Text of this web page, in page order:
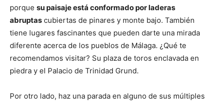
porque su paisaje está conformado por laderas
abruptas cubiertas de pinares y monte bajo. También
tiene lugares fascinantes que pueden darte una mirada
diferente acerca de los pueblos de Málaga. ¿Qué te
recomendamos visitar? Su plaza de toros enclavada en
piedra y el Palacio de Trinidad Grund.
Por otro lado, haz una parada en alguno de sus múltiples